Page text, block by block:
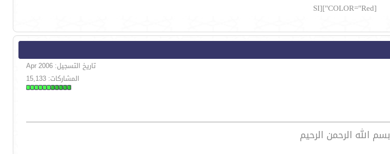
[COLOR="Red"][SI
تاريخ التسجيل: Apr 2006
المشاركات: 15,133
بسم الله الرحمن الرحيم